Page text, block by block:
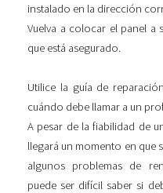
instalado en la dirección
Vuelva a colocar el panel a
que está asegurado.
Utilice la guía de
cuándo debe llamar a un
A pesar de la fiabilidad de
llegará un momento en que
algunos problemas de
puede ser difícil saber si